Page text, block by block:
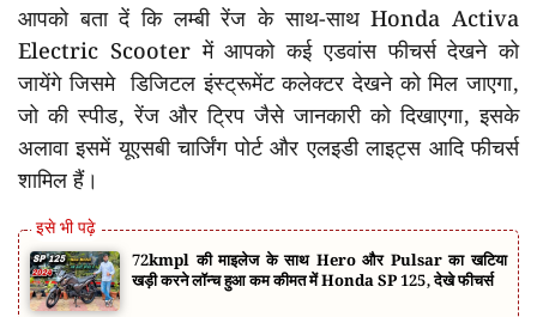
आपको बता दें कि लम्बी रेंज के साथ-साथ Honda Activa
Electric Scooter में आपको कई एडवांस फीचर्स देखने को
जायेंगे जिसमे डिजिटल इंस्ट्रूमेंट कलेक्टर देखने को मिल जाएगा,
जो की स्पीड, रेंज और ट्रिप जैसे जानकारी को दिखाएगा, इसके
अलावा इसमें यूएसबी चार्जिंग पोर्ट और एलइडी लाइट्स आदि फीचर्स
शामिल हैं।
72kmpl की माइलेज के साथ Hero और Pulsar का खटिया
खड़ी करने लॉन्च हुआ कम कीमत में Honda SP 125, देखे फीचर्स